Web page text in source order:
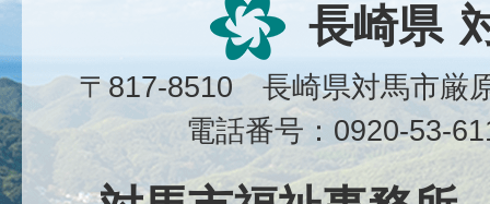
長崎県
〒817-8510 長崎県対馬市
電話番号：0920-53-